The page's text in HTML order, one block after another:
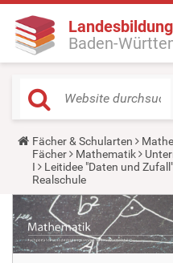
Baden-
Y
o
u
a
r
e
h
e
r
e
Fächer & Schularten
Fächer
Mathematik
I
Leitidee "Daten und Zufall"
Realschule